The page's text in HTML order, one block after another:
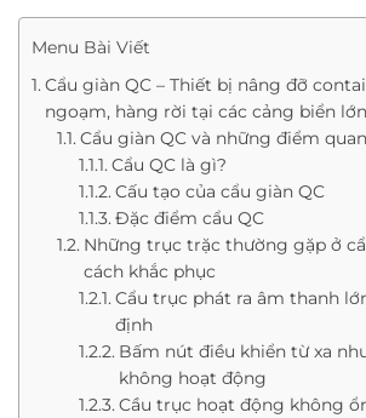
Menu Bài Viết
Cẩu giàn QC – Thiết bị nâng đỡ
ngoạm, hàng rời tại các cảng biển lớn
Cẩu giàn QC và những điểm
Cẩu QC là gì?
Cấu tạo của cẩu giàn QC
Đặc điểm cẩu QC
Những trục trặc thường gặp ở
cách khắc phục
Cẩu trục phát ra âm thanh
định
Bấm nút điều khiển từ xa
không hoạt động
Cầu trục hoạt động không